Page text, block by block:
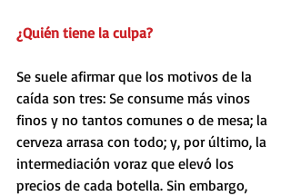
¿Quién tiene la culpa?
Se suele afirmar que los motivos de la
caída son tres: Se consume más vinos
finos y no tantos comunes o de mesa; la
cerveza arrasa con todo; y, por último, la
intermediación voraz que elevó los
precios de cada botella. Sin embargo,